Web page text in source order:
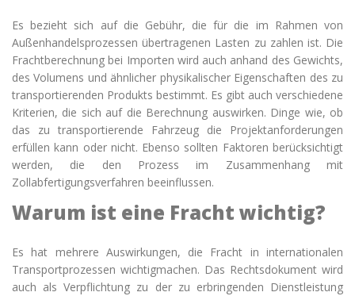
Es bezieht sich auf die Gebühr, die für die im Rahmen von
Außenhandelsprozessen übertragenen Lasten zu zahlen ist. Die
Frachtberechnung bei Importen wird auch anhand des Gewichts,
des Volumens und ähnlicher physikalischer Eigenschaften des zu
transportierenden Produkts bestimmt. Es gibt auch verschiedene
Kriterien, die sich auf die Berechnung auswirken. Dinge wie, ob
das zu transportierende Fahrzeug die Projektanforderungen
erfüllen kann oder nicht. Ebenso sollten Faktoren berücksichtigt
werden, die den Prozess im Zusammenhang mit
Zollabfertigungsverfahren beeinflussen.
Warum ist eine Fracht wichtig?
Es hat mehrere Auswirkungen, die Fracht in internationalen
Transportprozessen wichtigmachen. Das Rechtsdokument wird
auch als Verpflichtung zu der zu erbringenden Dienstleistung